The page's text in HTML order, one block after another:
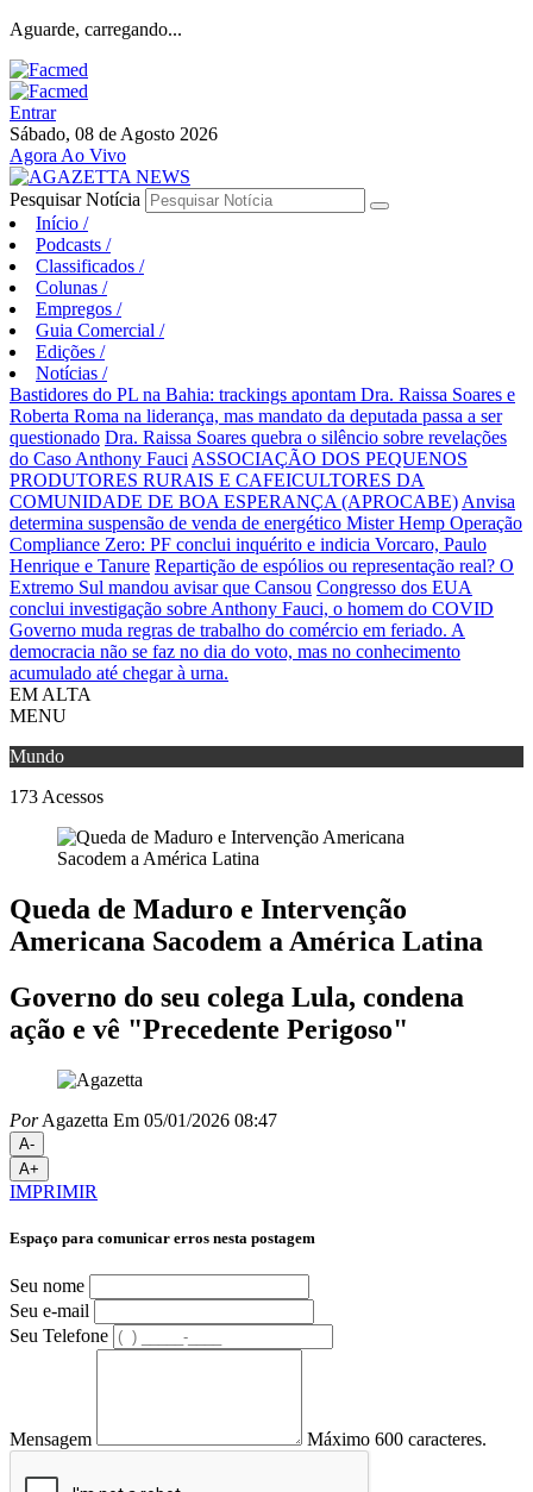
Aguarde, carregando...
Entrar
Sábado, 08 de Agosto 2026
Agora Ao Vivo
Pesquisar Notícia
Início /
Podcasts /
Classificados /
Colunas /
Empregos /
Guia Comercial /
Edições /
Notícias /
Bastidores do PL na Bahia: trackings apontam Dra. Raissa Soares e
Roberta Roma na liderança, mas mandato da deputada passa a ser
questionado Dra. Raissa Soares quebra o silêncio sobre revelações
do Caso Anthony Fauci ASSOCIAÇÃO DOS PEQUENOS
PRODUTORES RURAIS E CAFEICULTORES DA
COMUNIDADE DE BOA ESPERANÇA (APROCABE) Anvisa
determina suspensão de venda de energético Mister Hemp Operação
Compliance Zero: PF conclui inquérito e indicia Vorcaro, Paulo
Henrique e Tanure Repartição de espólios ou representação real? O
Extremo Sul mandou avisar que Cansou Congresso dos EUA
conclui investigação sobre Anthony Fauci, o homem do COVID
Governo muda regras de trabalho do comércio em feriado. A
democracia não se faz no dia do voto, mas no conhecimento
acumulado até chegar à urna.
EM ALTA
MENU
Mundo
173 Acessos
Queda de Maduro e Intervenção
Americana Sacodem a América Latina
Governo do seu colega Lula, condena
ação e vê "Precedente Perigoso"
PorAgazetta Em 05/01/2026 08:47
A-
A+
IMPRIMIR
Espaço para comunicar erros nesta postagem
Seu nome
Seu e-mail
Seu Telefone
Mensagem Máximo 600 caracteres.